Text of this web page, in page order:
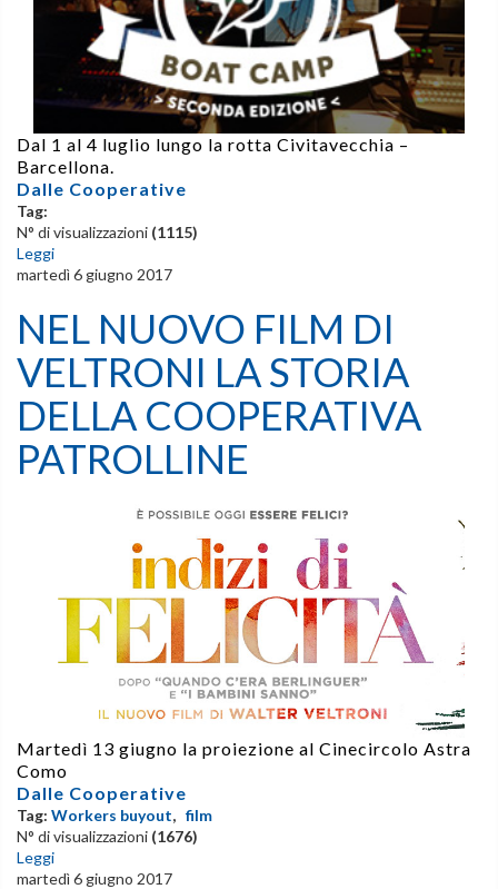
Dal 1 al 4 luglio lungo la rotta Civitavecchia –
Barcellona.
Dalle Cooperative
Tag:
N° di visualizzazioni (1115)
Leggi
martedì 6 giugno 2017
NEL NUOVO FILM DI
VELTRONI LA STORIA
DELLA COOPERATIVA
PATROLLINE
Martedì 13 giugno la proiezione al Cinecircolo Astra
Como
Dalle Cooperative
Tag: Workers buyout, film
N° di visualizzazioni (1676)
Leggi
martedì 6 giugno 2017